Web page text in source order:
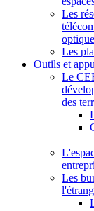
Les
Les
Outils et
Le
des
Les